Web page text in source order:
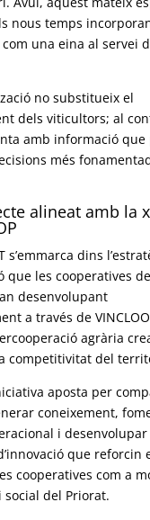
nous temps
una eina al servei
no substitueix el
dels viticultors; al
amb informació que
més
alineat amb la
s’emmarca dins
que les cooperatives
desenvolupant
a través de
agrària
competitivitat del
aposta per
coneixement,
i desenvolupar
que reforcin
cooperatives com a
social del Priorat.